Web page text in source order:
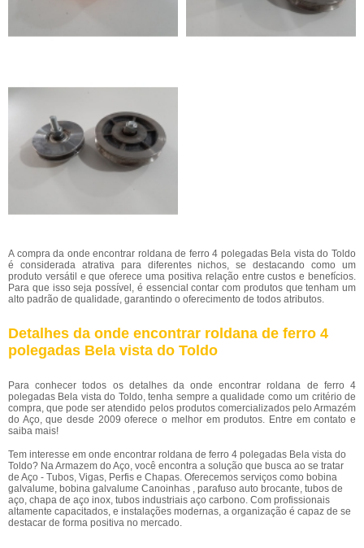
A compra da onde encontrar roldana de ferro 4 polegadas Bela vista do Toldo
é considerada atrativa para diferentes nichos, se destacando como um
produto versátil e que oferece uma positiva relação entre custos e benefícios.
Para que isso seja possível, é essencial contar com produtos que tenham um
alto padrão de qualidade, garantindo o oferecimento de todos atributos.
Detalhes da onde encontrar roldana de ferro 4
polegadas Bela vista do Toldo
Para conhecer todos os detalhes da onde encontrar roldana de ferro 4
polegadas Bela vista do Toldo, tenha sempre a qualidade como um critério de
compra, que pode ser atendido pelos produtos comercializados pelo Armazém
do Aço, que desde 2009 oferece o melhor em produtos. Entre em contato e
saiba mais!
Tem interesse em onde encontrar roldana de ferro 4 polegadas Bela vista do
Toldo? Na Armazem do Aço, você encontra a solução que busca ao se tratar
de Aço - Tubos, Vigas, Perfis e Chapas. Oferecemos serviços como bobina
galvalume, bobina galvalume Canoinhas , parafuso auto brocante, tubos de
aço, chapa de aço inox, tubos industriais aço carbono. Com profissionais
altamente capacitados, e instalações modernas, a organização é capaz de se
destacar de forma positiva no mercado.